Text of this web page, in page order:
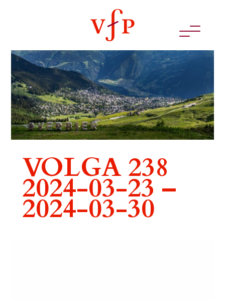
VOLGA 238
2024-03-23 –
2024-03-30